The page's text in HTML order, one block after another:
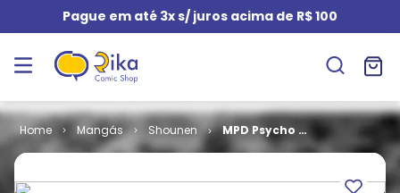
Pague em até 3x s/ juros acima de R$ 100
Mangás Shounen
MPD Psycho #